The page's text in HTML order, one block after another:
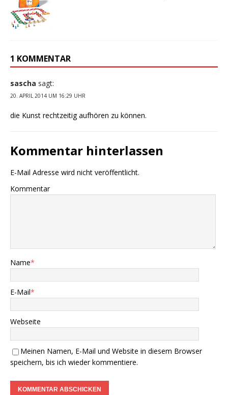
1 KOMMENTAR
sascha sagt:
20. APRIL 2014 UM 16:29 UHR
die Kunst rechtzeitig aufhören zu können.
Kommentar hinterlassen
E-Mail Adresse wird nicht veröffentlicht.
Kommentar
Name*
E-Mail*
Webseite
Meinen Namen, E-Mail und Website in diesem Browser
speichern, bis ich wieder kommentiere.